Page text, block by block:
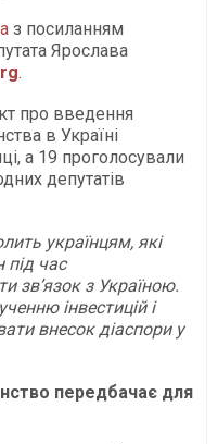
з посиланням
Ярослава
.
про введення
в Україні
а 19 проголосували
депутатів
українцям, які
під час
зв’язок з Україною.
інвестицій і
внесок діаспори у
передбачає для